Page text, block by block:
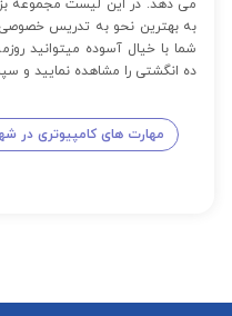
می دهد. در این لیست مجموعه
به بهترین نحو به تدریس خصوصی
شما با خیال آسوده میتوانید
ده انگشتی را مشاهده نمایید و
مهارت های کامپیوتری در